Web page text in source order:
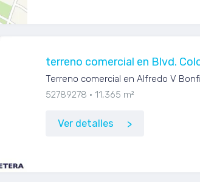
terreno comercial en Blvd.
Terreno comercial en Alfredo V
52789278
11,365 m²
Ver detalles